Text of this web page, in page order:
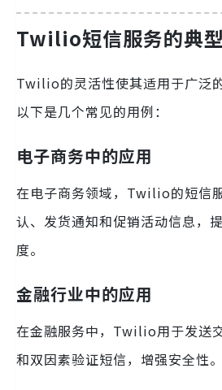
Twilio短信服务的典
Twilio的灵活性使其适用于广泛
以下是几个常见的用例：
电子商务中的应用
在电子商务领域，Twilio的短信
认、发货通知和促销活动信息，
度。
金融行业中的应用
在金融服务中，Twilio用于发送
和双因素验证短信，增强安全性。